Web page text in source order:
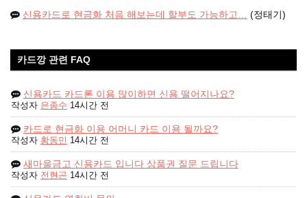
신용카드로 현금화 처음 해보는데 할부도 가능하고… (정태기)
카드깡 관련 FAQ
신용카드 카드론 이용 많이하면 신용 떨어지나요?
작성자 은종수 14시간 전
카드로 현금화 이용 어머니 카드 이용 될까요?
작성자 황동민 14시간 전
새마을금고 신용카드 입니다 상품권 질문 드립니다
작성자 전현곤 14시간 전